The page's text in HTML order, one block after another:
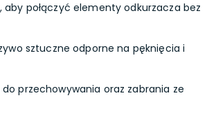
aby połączyć elementy odkurzacza bez
sztuczne odporne na pęknięcia i
do przechowywania oraz zabrania ze